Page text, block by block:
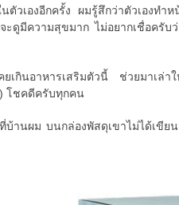
ตัวเองอีกครั้ง ผมรู้สึกว่าตัวเองท
จะดูมีความสุขมาก ไม่อยากเชื่อครั
เกินอาหารเสริมตัวนี้ ช่วยมาเล่า
โชคดีครับทุกคน
บ้านผม บนกล่องพัสดุเขาไม่ได้เขีย